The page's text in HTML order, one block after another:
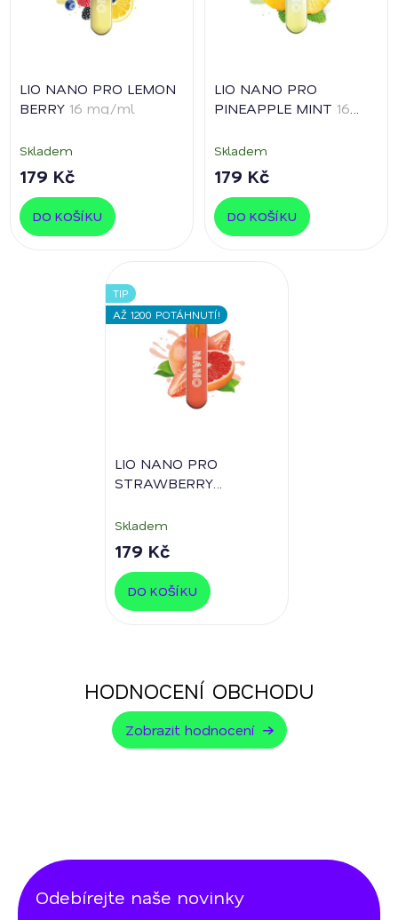
LIO NANO PRO LEMON
BERRY 16 mg/ml
Skladem
179 Kč
DO KOŠÍKU
LIO NANO PRO
PINEAPPLE MINT 16
Skladem
179 Kč
DO KOŠÍKU
TIP
AŽ 1200 POTÁHNUTÍ!
LIO NANO PRO
STRAWBERRY
Skladem
179 Kč
DO KOŠÍKU
HODNOCENÍ OBCHODU
Zobrazit hodnocení
Odebírejte naše novinky